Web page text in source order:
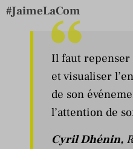
#JaimeLaCom
Il faut repenser
et visualiser
de son
l’attention de
Cyril Dhénin,